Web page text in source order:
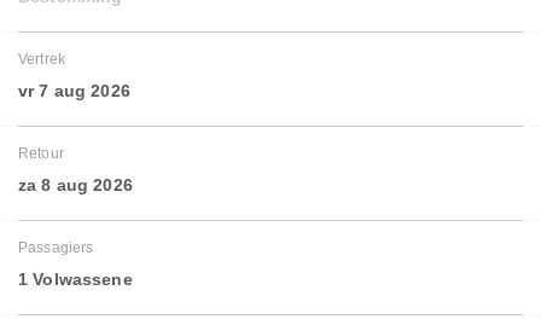
Vertrek
vr 7 aug 2026
Retour
za 8 aug 2026
Passagiers
1 Volwassene